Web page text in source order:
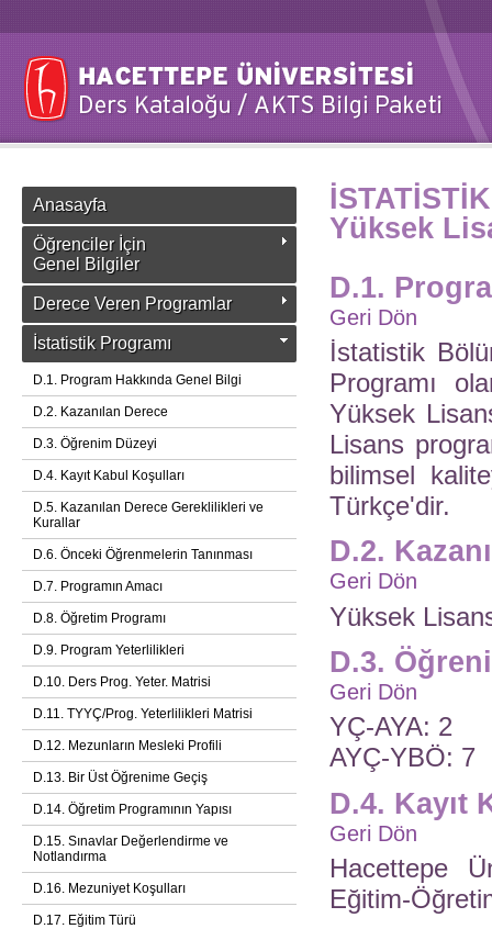
Anasayfa
Öğrenciler İçin
Genel Bilgiler
Derece Veren Programlar
İstatistik Programı
D.1. Program Hakkında Genel Bilgi
D.2. Kazanılan Derece
D.3. Öğrenim Düzeyi
D.4. Kayıt Kabul Koşulları
D.5. Kazanılan Derece Gereklilikleri ve
Kurallar
D.6. Önceki Öğrenmelerin Tanınması
D.7. Programın Amacı
D.8. Öğretim Programı
D.9. Program Yeterlilikleri
D.10. Ders Prog. Yeter. Matrisi
D.11. TYYÇ/Prog. Yeterlilikleri Matrisi
D.12. Mezunların Mesleki Profili
D.13. Bir Üst Öğrenime Geçiş
D.14. Öğretim Programının Yapısı
D.15. Sınavlar Değerlendirme ve
Notlandırma
D.16. Mezuniyet Koşulları
D.17. Eğitim Türü
Yüksek
D.1.
Geri Dön
İstatistik
Programı
Yüksek
Lisans
bilimsel
Türkçe'dir.
D.2.
Geri Dön
Yüksek
D.3.
Geri Dön
YÇ-AYA: 2
AYÇ-YBÖ: 7
D.4. Kayıt
Geri Dön
Hacettepe
Eğitim-